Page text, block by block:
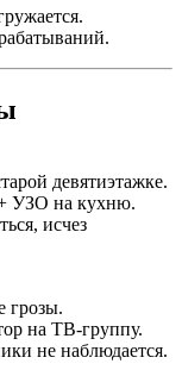
девятиэтажке.
+ УЗО на кухню.
исчез
грозы.
на ТВ-группу.
не наблюдается.